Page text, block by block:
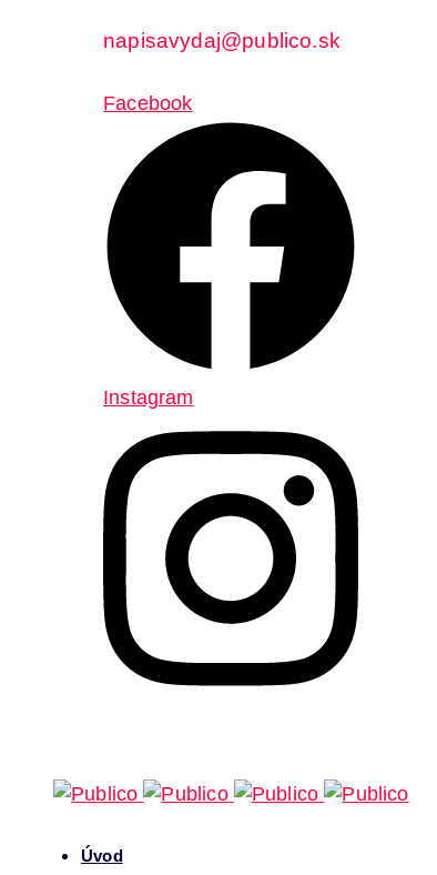
napisavydaj@publico.sk
Facebook
Instagram
Úvod